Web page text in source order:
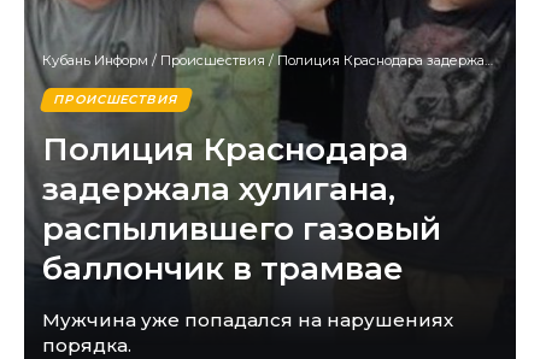
Кубань Информ / Происшествия / Полиция Краснодара задержала хулигана, распылившего газовый баллончик в трамвае
ПРОИСШЕСТВИЯ
Полиция Краснодара
задержала хулигана,
распылившего газовый
баллончик в трамвае
Мужчина уже попадался на нарушениях
порядка.